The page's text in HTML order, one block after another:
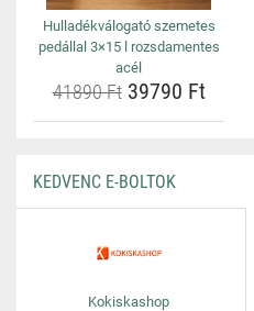
Hulladékválogató szemetes
pedállal 3×15 l rozsdamentes
acél
41890 Ft39790 Ft
KEDVENC E-BOLTOK
Kokiskashop